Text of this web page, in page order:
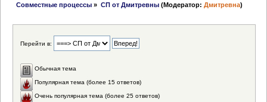
Совместные процессы » СП от Дмитревны(Модератор: Дмитревна)
Перейти в:
Обычная тема
Популярная тема (более 15 ответов)
Очень популярная тема (более 25 ответов)